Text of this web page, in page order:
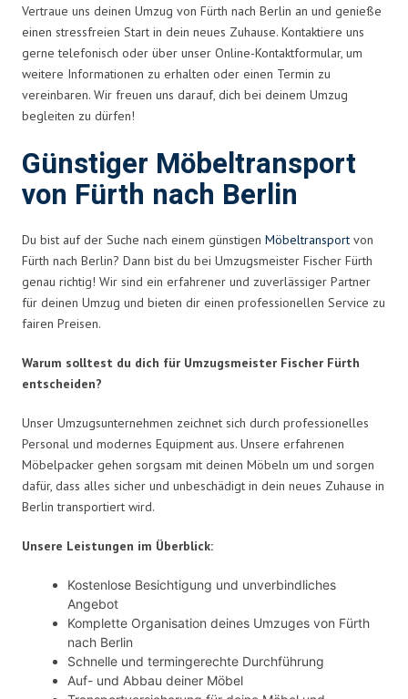
Vertraue uns deinen Umzug von Fürth nach Berlin an und genieße
einen stressfreien Start in dein neues Zuhause. Kontaktiere uns
gerne telefonisch oder über unser Online-Kontaktformular, um
weitere Informationen zu erhalten oder einen Termin zu
vereinbaren. Wir freuen uns darauf, dich bei deinem Umzug
begleiten zu dürfen!
Günstiger Möbeltransport
von Fürth nach Berlin
Du bist auf der Suche nach einem günstigen Möbeltransport von
Fürth nach Berlin? Dann bist du bei Umzugsmeister Fischer Fürth
genau richtig! Wir sind ein erfahrener und zuverlässiger Partner
für deinen Umzug und bieten dir einen professionellen Service zu
fairen Preisen.
Warum solltest du dich für Umzugsmeister Fischer Fürth
entscheiden?
Unser Umzugsunternehmen zeichnet sich durch professionelles
Personal und modernes Equipment aus. Unsere erfahrenen
Möbelpacker gehen sorgsam mit deinen Möbeln um und sorgen
dafür, dass alles sicher und unbeschädigt in dein neues Zuhause in
Berlin transportiert wird.
Unsere Leistungen im Überblick:
Kostenlose Besichtigung und unverbindliches
Angebot
Komplette Organisation deines Umzuges von Fürth
nach Berlin
Schnelle und termingerechte Durchführung
Auf- und Abbau deiner Möbel